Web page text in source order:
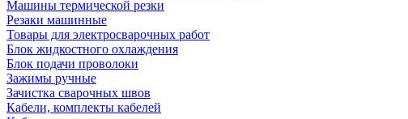
Машины термической резки
Резаки машинные
Товары для электросварочных работ
Блок жидкостного охлаждения
Блок подачи проволоки
Зажимы ручные
Зачистка сварочных швов
Кабели, комплекты кабелей